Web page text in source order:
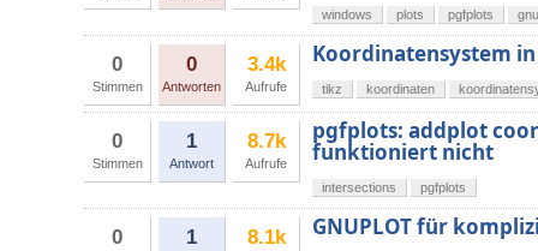
windows plots pgfplots
0
Stimmen
0
Antworten
3.4k
Aufrufe
Koordinatensystem
tikz koordinaten
0
Stimmen
1
Antwort
8.7k
Aufrufe
pgfplots: addplot
funktioniert nicht
intersections pgfplots
0 1 8.1k GNUPLOT für